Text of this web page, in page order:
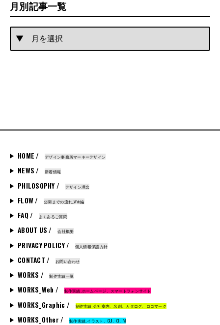
月別記事一覧
HOME / デザイン事務所マーキーデザイン
NEWS / 新着情報
PHILOSOPHY / デザイン理念
FLOW / 公開までの流れ_Web編
FAQ / よくあるご質問
ABOUT US / 会社概要
PRIVACY POLICY / 個人情報保護方針
CONTACT / お問い合わせ
WORKS / 制作実績一覧
WORKS_Web / 制作実績_ホームページ、スマートフォンサイト
WORKS_Graphic / 制作実績_会社案内、名刺、カタログ、ロゴマーク
WORKS_Other / 制作実績_イラスト、GUI、CI、VI